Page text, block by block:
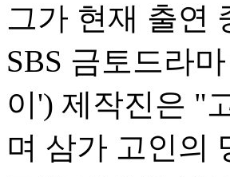
그가 현재 출연
SBS 금토드라
이') 제작진은 "
며 삼가 고인의